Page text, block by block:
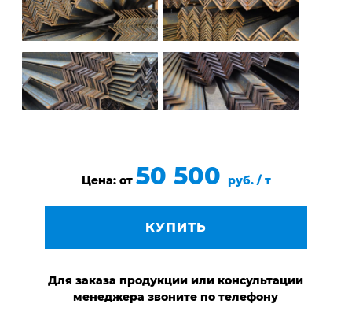
Цена: от 50 500 руб. / т
КУПИТЬ
Для заказа продукции или консультации
менеджера звоните по телефону